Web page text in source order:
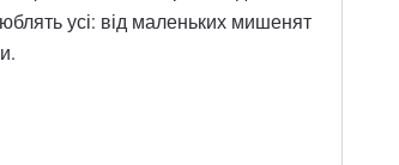
усі: від маленьких мишенят